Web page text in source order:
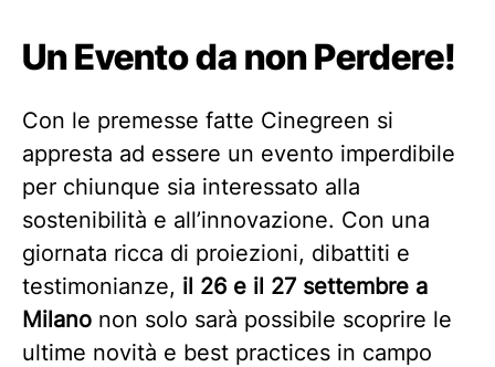
Un Evento da non Perdere!
Con le premesse fatte Cinegreen si
appresta ad essere un evento imperdibile
per chiunque sia interessato alla
sostenibilità e all’innovazione. Con una
giornata ricca di proiezioni, dibattiti e
testimonianze, il 26 e il 27 settembre a
Milano non solo sarà possibile scoprire le
ultime novità e best practices in campo